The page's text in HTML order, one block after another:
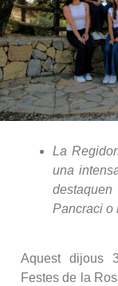
La
una
Pancraci o
Aquest dijous
Festes de la